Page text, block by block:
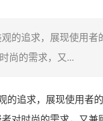
的追求，展现使用者
尚的需求，又...
追求，展现使用者的